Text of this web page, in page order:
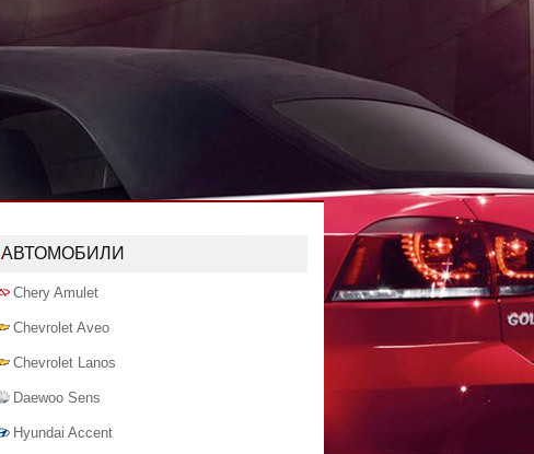
АВТОМОБИЛИ
Chery Amulet
Chevrolet Aveo
Chevrolet Lanos
Daewoo Sens
Hyundai Accent